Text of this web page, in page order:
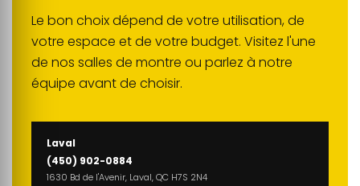
Le bon choix dépend de votre utilisation, de
votre espace et de votre budget. Visitez l'une
de nos salles de montre ou parlez à notre
équipe avant de choisir.
Laval
(450) 902-0884
1630 Bd de l'Avenir, Laval, QC H7S 2N4